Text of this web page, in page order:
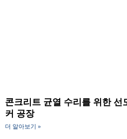
콘크리트 균열 수리를 위한 선
커 공장
더 알아보기 »